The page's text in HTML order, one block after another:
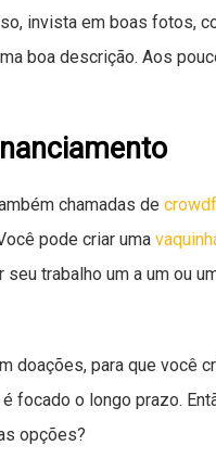
invista em boas fotos,
boa descrição. Aos
chamadas de
pode criar uma
trabalho um a um ou
doações, para que você
focado o longo prazo.
opções?